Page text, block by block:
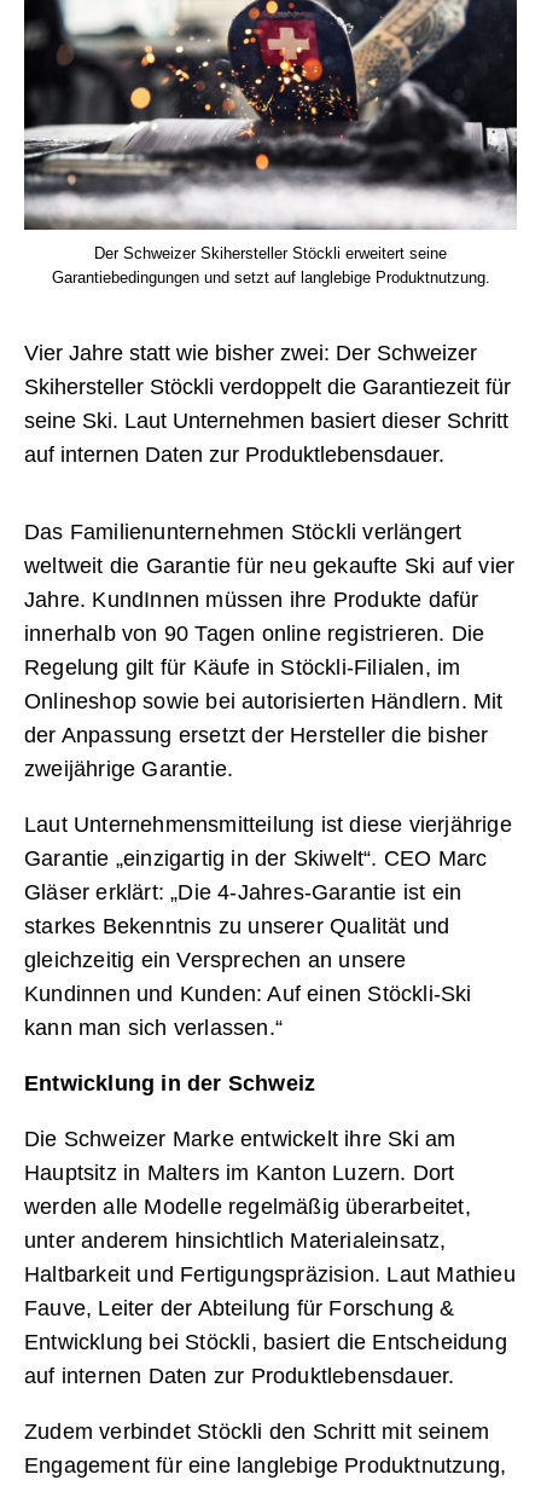
Der Schweizer Skihersteller Stöckli erweitert seine
Garantiebedingungen und setzt auf langlebige Produktnutzung.
Vier Jahre statt wie bisher zwei: Der Schweizer
Skihersteller Stöckli verdoppelt die Garantiezeit für
seine Ski. Laut Unternehmen basiert dieser Schritt
auf internen Daten zur Produktlebensdauer.
Das Familienunternehmen Stöckli verlängert
weltweit die Garantie für neu gekaufte Ski auf vier
Jahre. KundInnen müssen ihre Produkte dafür
innerhalb von 90 Tagen online registrieren. Die
Regelung gilt für Käufe in Stöckli-Filialen, im
Onlineshop sowie bei autorisierten Händlern. Mit
der Anpassung ersetzt der Hersteller die bisher
zweijährige Garantie.
Laut Unternehmensmitteilung ist diese vierjährige
Garantie „einzigartig in der Skiwelt“. CEO Marc
Gläser erklärt: „Die 4-Jahres-Garantie ist ein
starkes Bekenntnis zu unserer Qualität und
gleichzeitig ein Versprechen an unsere
Kundinnen und Kunden: Auf einen Stöckli-Ski
kann man sich verlassen.“
Entwicklung in der Schweiz
Die Schweizer Marke entwickelt ihre Ski am
Hauptsitz in Malters im Kanton Luzern. Dort
werden alle Modelle regelmäßig überarbeitet,
unter anderem hinsichtlich Materialeinsatz,
Haltbarkeit und Fertigungspräzision. Laut Mathieu
Fauve, Leiter der Abteilung für Forschung &
Entwicklung bei Stöckli, basiert die Entscheidung
auf internen Daten zur Produktlebensdauer.
Zudem verbindet Stöckli den Schritt mit seinem
Engagement für eine langlebige Produktnutzung,